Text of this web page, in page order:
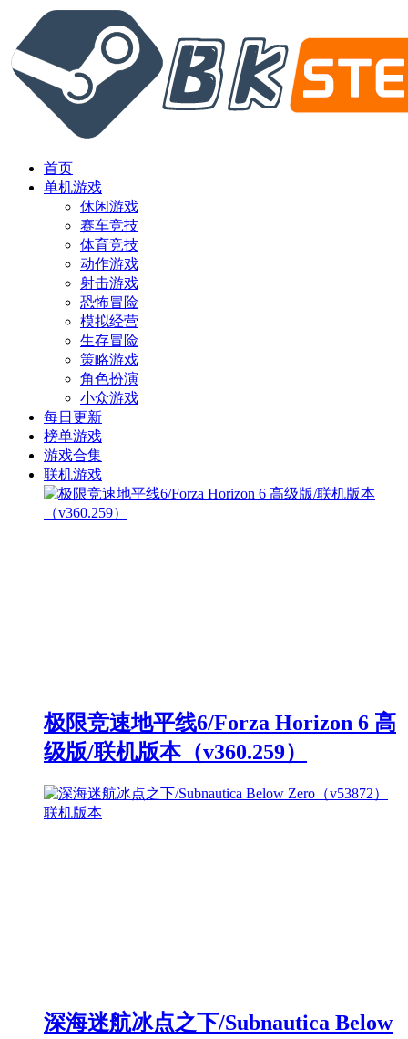
首页
单机游戏
休闲游戏
赛车竞技
体育竞技
动作游戏
射击游戏
恐怖冒险
模拟经营
生存冒险
策略游戏
角色扮演
小众游戏
每日更新
榜单游戏
游戏合集
联机游戏
极限竞速地平线6/Forza Horizon 6 高
级版/联机版本（v360.259）
深海迷航冰点之下/Subnautica Below